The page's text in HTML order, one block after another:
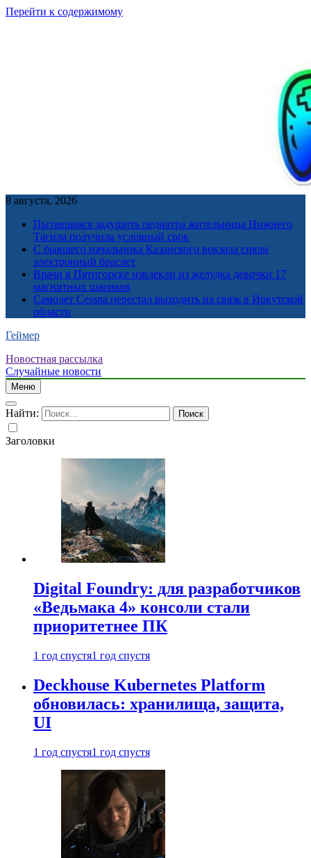
Перейти к содержимому
8 августа, 2026
Пытавшаяся задушить педиатра жительница Нижнего
Тагила получила условный срок
С бывшего начальника Казанского вокзала сняли
электронный браслет
Врачи в Пятигорске извлекли из желудка девочки 17
магнитных шариков
Самолет Cessna перестал выходить на связь в Иркутской
области
Геймер
Новостная рассылка
Случайные новости
Меню
Найти:
Заголовки
Digital Foundry: для разработчиков
«Ведьмака 4» консоли стали
приоритетнее ПК
1 год спустя1 год спустя
Deckhouse Kubernetes Platform
обновилась: хранилища, защита,
UI
1 год спустя1 год спустя